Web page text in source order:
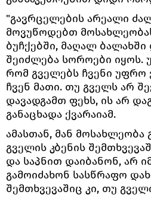
"გავრცელების არეალი
მოვუწოდებთ
ბუჩქებში, მაღალ ბალახში
შეიძლება სოროები იყოს.
რომ გველებს ჩვენი უფრო
ჩვენ მათი. თუ გველს არ
დავადგამთ ფეხს, ის არ
განაცხადა ქვარაიამ.
ამასთან, მან
გველის კბენის
და საპნით დაიბანონ, არ
გამოიძახონ სასწრაფო
შემთხვევაშიც კი, თუ